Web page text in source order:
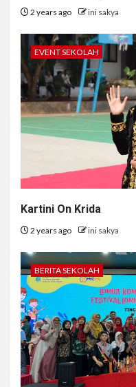
2 years ago ini sakya
EVENT SEKOLAH
Kartini On Krida
2 years ago ini sakya
BERITA SEKOLAH